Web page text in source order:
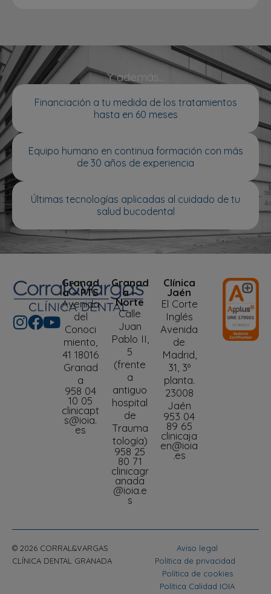
Y además...
Financiación a tu medida de los tratamientos
hasta en 60 meses
Equipo humano en continua formación con más
de 30 años de experiencia
Últimas tecnologías aplicadas al cuidado de tu
salud bucodental
Granad
a – PTS
Avenida
del
Conoci
miento,
41 18016
Granad
a
958 04
10 05
clinicapt
s@ioia.
es
Granad
a –
Norte
Calle
Juan
Pablo II,
5
(frente
a
antiguo
hospital
de
Trauma
tología)
958 25
80 71
clinicagr
anada
@ioia.e
s
Clínica
Jaén
El Corte
Inglés
Avenida
de
Madrid,
31, 3º
planta.
23008
Jaén
953 04
89 65
clinicaja
en@ioia
.es
© 2026 CORRAL&VARGAS
CLÍNICA DENTAL GRANADA
Aviso legal
Política de privacidad
Política de cookies
Política Calidad IOIA